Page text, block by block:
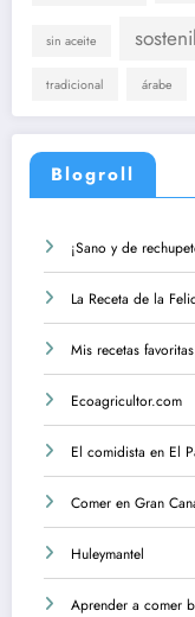
sin aceite
tradicional árabe
Blogroll
¡Sano y de
La Receta de la
Mis recetas favoritas
Ecoagricultor.com
El comidista en El
Comer en Gran
Huleymantel
Aprender a comer